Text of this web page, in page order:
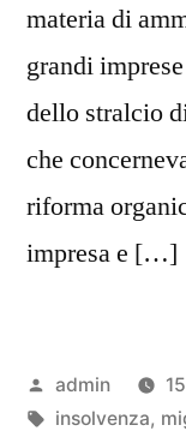
materia di
grandi
dello stralcio
che
riforma
impresa e […]
Pubblicato
da
admin
Tag:
insolvenza,